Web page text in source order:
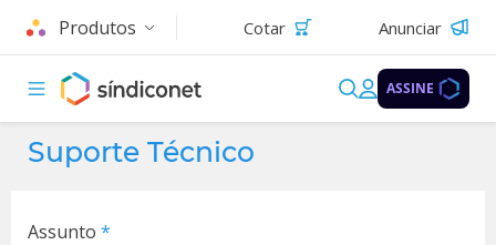
Produtos Cotar Anunciar
ASSINE
Suporte Técnico
Assunto